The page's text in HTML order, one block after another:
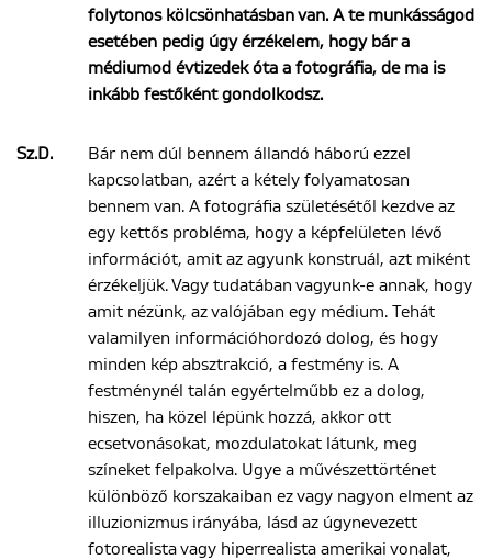
folytonos kölcsönhatásban van. A te munkásságod
esetében pedig úgy érzékelem, hogy bár a
médiumod évtizedek óta a fotográfia, de ma is
inkább festőként gondolkodsz.
Sz.D.
Bár nem dúl bennem állandó háború ezzel
kapcsolatban, azért a kétely folyamatosan
bennem van. A fotográfia születésétől kezdve az
egy kettős probléma, hogy a képfelületen lévő
információt, amit az agyunk konstruál, azt miként
érzékeljük. Vagy tudatában vagyunk-e annak, hogy
amit nézünk, az valójában egy médium. Tehát
valamilyen információhordozó dolog, és hogy
minden kép absztrakció, a festmény is. A
festménynél talán egyértelműbb ez a dolog,
hiszen, ha közel lépünk hozzá, akkor ott
ecsetvonásokat, mozdulatokat látunk, meg
színeket felpakolva. Ugye a művészettörténet
különböző korszakaiban ez vagy nagyon elment az
illuzionizmus irányába, lásd az úgynevezett
fotorealista vagy hiperrealista amerikai vonalat,